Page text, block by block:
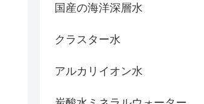
国産の海洋深層水
クラスター水
アルカリイオン水